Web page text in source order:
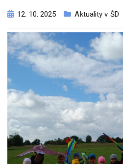
12. 10. 2025 Aktuality v ŠD